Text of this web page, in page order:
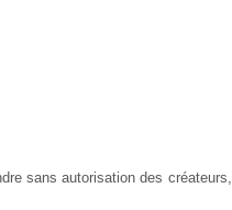
sans autorisation des